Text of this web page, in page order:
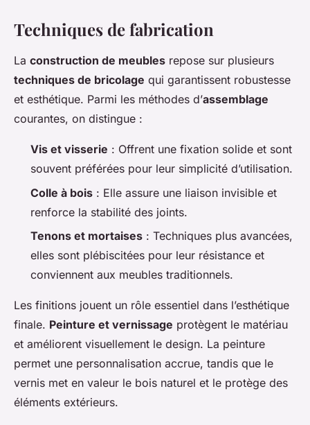
Techniques de fabrication
La construction de meubles repose sur plusieurs
techniques de bricolage qui garantissent robustesse
et esthétique. Parmi les méthodes d’assemblage
courantes, on distingue :
Vis et visserie : Offrent une fixation solide et sont
souvent préférées pour leur simplicité d’utilisation.
Colle à bois : Elle assure une liaison invisible et
renforce la stabilité des joints.
Tenons et mortaises : Techniques plus avancées,
elles sont plébiscitées pour leur résistance et
conviennent aux meubles traditionnels.
Les finitions jouent un rôle essentiel dans l’esthétique
finale. Peinture et vernissage protègent le matériau
et améliorent visuellement le design. La peinture
permet une personnalisation accrue, tandis que le
vernis met en valeur le bois naturel et le protège des
éléments extérieurs.